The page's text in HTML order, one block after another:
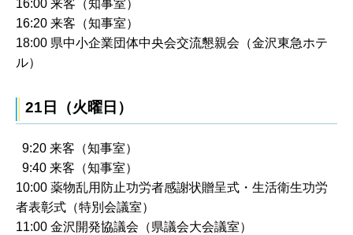
16:00 来客（知事室）
16:20 来客（知事室）
18:00 県中小企業団体中央会交流懇親会（金沢東急ホテ
ル）
21日（火曜日）
9:20 来客（知事室）
9:40 来客（知事室）
10:00 薬物乱用防止功労者感謝状贈呈式・生活衛生功労
者表彰式（特別会議室）
11:00 金沢開発協議会（県議会大会議室）